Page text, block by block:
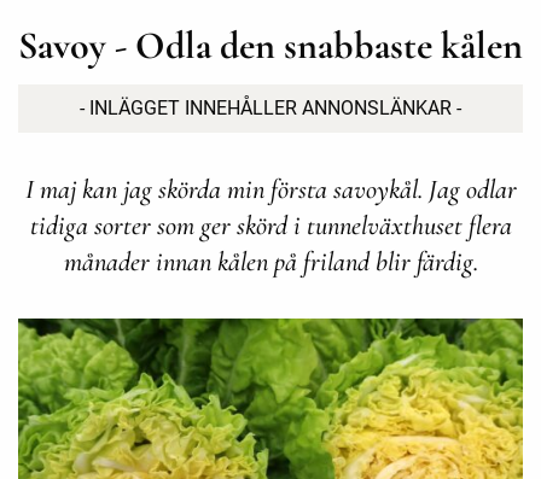
Savoy - Odla den snabbaste kålen
- INLÄGGET INNEHÅLLER ANNONSLÄNKAR -
I maj kan jag skörda min första savoykål. Jag odlar
tidiga sorter som ger skörd i tunnelväxthuset flera
månader innan kålen på friland blir färdig.